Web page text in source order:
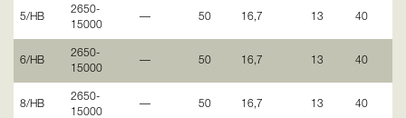
5/НВ
2650-
15000
— 50 16,7 13 40
6/НВ
2650-
15000
— 50 16,7 13 40
8/НВ
2650-
15000
— 50 16,7 13 40